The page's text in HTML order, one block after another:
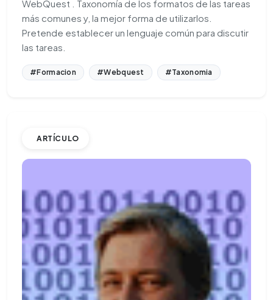
WebQuest . Taxonomía de los formatos de las tareas
más comunes y, la mejor forma de utilizarlos.
Pretende establecer un lenguaje común para discutir
las tareas.
#Formacion #Webquest #Taxonomia
ARTÍCULO